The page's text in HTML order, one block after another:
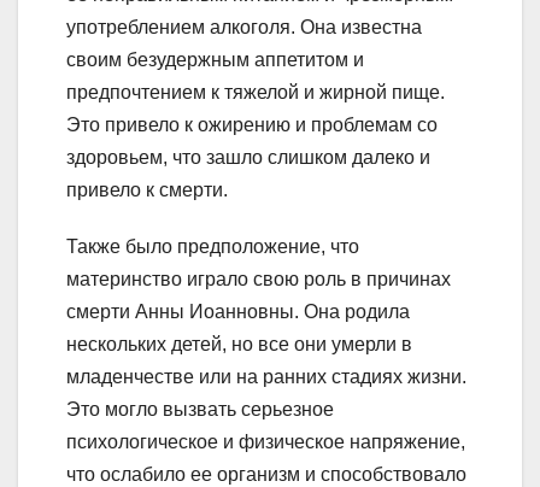
употреблением алкоголя. Она известна
своим безудержным аппетитом и
предпочтением к тяжелой и жирной пище.
Это привело к ожирению и проблемам со
здоровьем, что зашло слишком далеко и
привело к смерти.
Также было предположение, что
материнство играло свою роль в причинах
смерти Анны Иоанновны. Она родила
нескольких детей, но все они умерли в
младенчестве или на ранних стадиях жизни.
Это могло вызвать серьезное
психологическое и физическое напряжение,
что ослабило ее организм и способствовало